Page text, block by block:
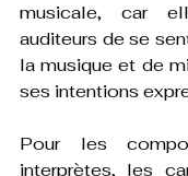
musicale, car
auditeurs de se
la musique et de
ses intentions
Pour les
interprètes, les